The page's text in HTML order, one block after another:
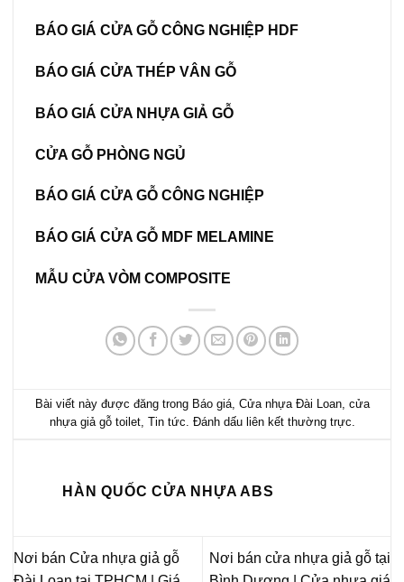
BÁO GIÁ CỬA GỖ CÔNG NGHIỆP HDF
BÁO GIÁ CỬA THÉP VÂN GỖ
BÁO GIÁ CỬA NHỰA GIẢ GỖ
CỬA GỖ PHÒNG NGỦ
BÁO GIÁ CỬA GỖ CÔNG NGHIỆP
BÁO GIÁ CỬA GỖ MDF MELAMINE
MẪU CỬA VÒM COMPOSITE
Bài viết này được đăng trong Báo giá, Cửa nhựa Đài Loan, cửa
nhựa giả gỗ toilet, Tin tức. Đánh dấu liên kết thường trực.
HÀN QUỐC CỬA NHỰA ABS
Nơi bán Cửa nhựa giả gỗ
Nơi bán cửa nhựa giả gỗ tại